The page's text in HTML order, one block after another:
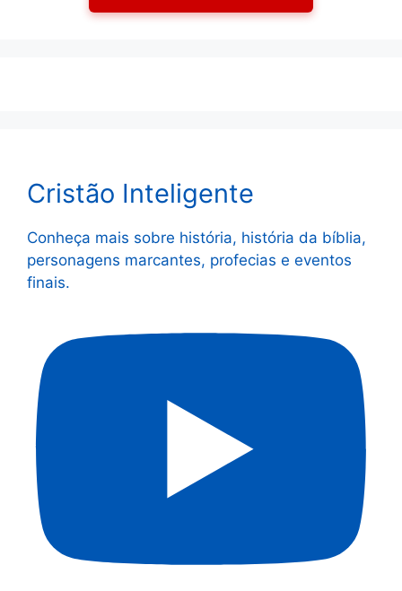
Cristão Inteligente
Conheça mais sobre história, história da bíblia,
personagens marcantes, profecias e eventos
finais.